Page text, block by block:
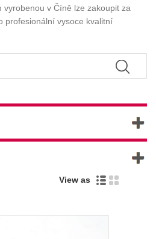
v Číně lze zakoupit za
profesionální vysoce kvalitní
View as